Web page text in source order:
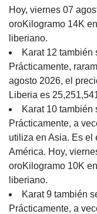
Hoy, viernes 07
oroKilogramo 14K
liberiano.
Karat 12 también
Prácticamente,
agosto 2026, el
Liberia es
Karat 10 también
Prácticamente, a
utiliza en Asia. Es el
América. Hoy,
oroKilogramo 10K
liberiano.
Karat 9 también
Prácticamente, a